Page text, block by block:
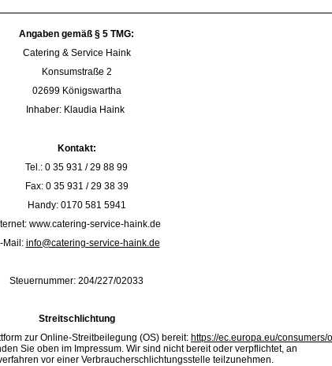
Angaben gemäß § 5 TMG:
Catering & Service Haink
Konsumstraße 2
02699 Königswartha
Inhaber: Klaudia Haink
Kontakt:
Tel.: 0 35 931 / 29 88 99
Fax: 0 35 931 / 29 38 39
Handy: 0170 581 5941
www.catering-service-haink.de
Mail: info@catering-service-haink.de
Steuernummer: 204/227/02033
Streitschlichtung
zur Online-Streitbeilegung (OS) bereit: https://ec.europa.eu/consumers/
oben im Impressum. Wir sind nicht bereit oder verpflichtet, an
vor einer Verbraucherschlichtungsstelle teilzunehmen.